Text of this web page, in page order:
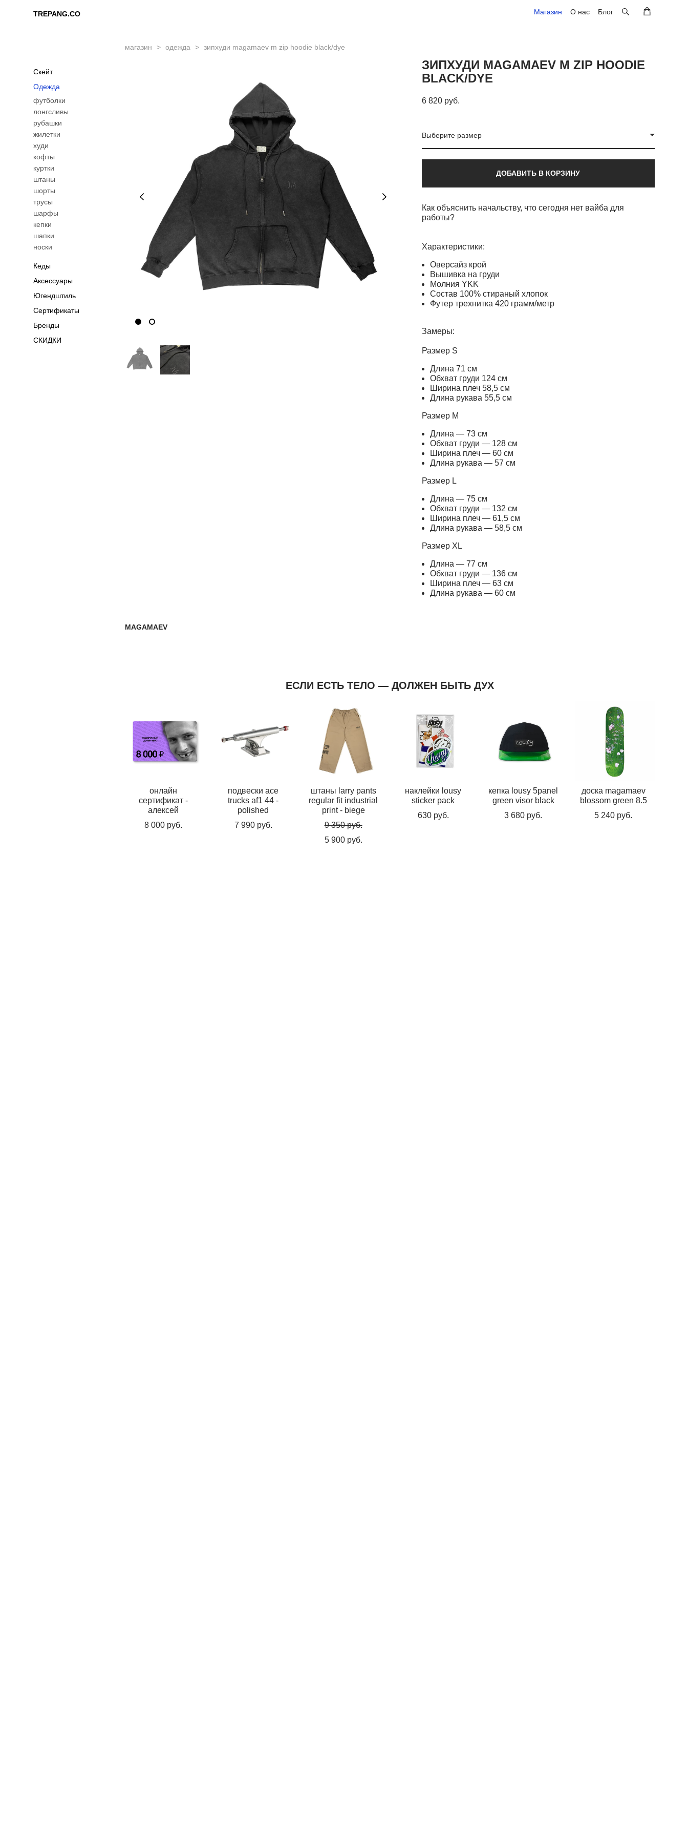
TREPANG.CO Магазин О нас Блог
TREPANG.CO Магазин О нас Блог
Скейт
Одежда
футболки
лонгсливы
рубашки
жилетки
худи
кофты
куртки
штаны
шорты
трусы
шарфы
кепки
шапки
носки
Кеды
Аксессуары
Югендштиль
Сертификаты
Бренды
СКИДКИ
магазин > одежда > зипхуди magamaev m zip hoodie black/dye
ЗИПХУДИ MAGAMAEV M ZIP HOODIE
BLACK/DYE
6 820 pуб.
Выберите размер
ДОБАВИТЬ В КОРЗИНУ
Как объяснить начальству, что сегодня нет вайба для
работы?
Характеристики:
Оверсайз крой
Вышивка на груди
Молния YKK
Состав 100% стираный хлопок
Футер трехнитка 420 грамм/метр
Замеры:
Размер S
Длина 71 см
Обхват груди 124 см
Ширина плеч 58,5 см
Длина рукава 55,5 см
Размер M
Длина — 73 см
Обхват груди — 128 см
Ширина плеч — 60 см
Длина рукава — 57 см
Размер L
Длина — 75 см
Обхват груди — 132 см
Ширина плеч — 61,5 см
Длина рукава — 58,5 см
Размер XL
Длина — 77 см
Обхват груди — 136 см
Ширина плеч — 63 см
Длина рукава — 60 см
MAGAMAEV
ЕСЛИ ЕСТЬ ТЕЛО — ДОЛЖЕН БЫТЬ ДУХ
онлайн
сертификат -
алексей
8 000 pуб.
подвески ace
trucks af1 44 -
polished
7 990 pуб.
штаны larry pants
regular fit industrial
print - biege
9 350 pуб.
5 900 pуб.
наклейки lousy
sticker pack
630 pуб.
кепка lousy 5panel
green visor black
3 680 pуб.
доска magamaev
blossom green 8.5
5 240 pуб.